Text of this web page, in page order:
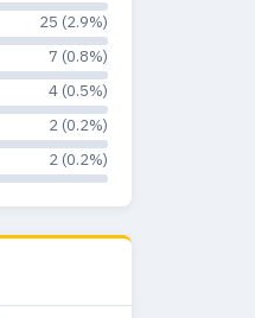
25 (2.9%)
7 (0.8%)
4 (0.5%)
2 (0.2%)
2 (0.2%)